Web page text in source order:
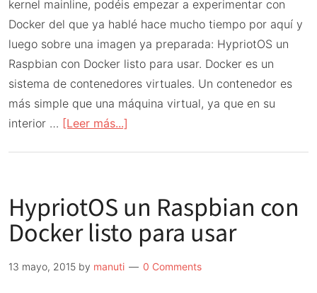
kernel mainline, podéis empezar a experimentar con
Docker del que ya hablé hace mucho tiempo por aquí y
luego sobre una imagen ya preparada: HypriotOS un
Raspbian con Docker listo para usar. Docker es un
sistema de contenedores virtuales. Un contenedor es
más simple que una máquina virtual, ya que en su
interior … [Leer más...]
torpes
Raspberry
HypriotOS un Raspbian con
Docker listo para usar
13 mayo, 2015 by manuti 0 Comments